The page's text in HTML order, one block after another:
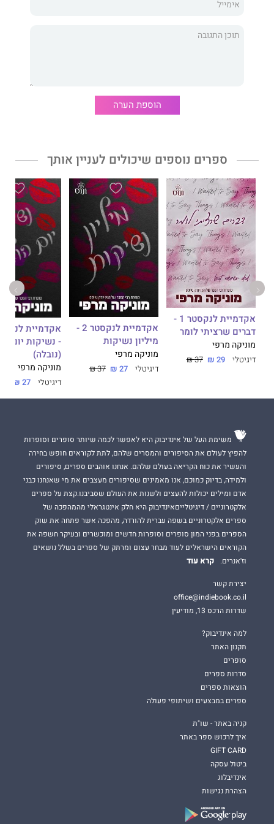
לנקסטר. שני הספרים הקודמים בסדרה זכו להצלחה מסחררת
הוספת הערה
ספרים נוספים שיכולים לעניין אותך
אקדמיית לנקסטר 1 -
דברים שרציתי לומר
מוניקה מרפי
דיגיטלי 29 ₪
37 ₪
אקדמיית לנקסטר 2 -
מיליון נשיקות
מוניקה מרפי
דיגיטלי 27 ₪
37 ₪
- נשיקות יום
(נובלה)
מוניקה מרפי
דיגיטלי 27 ₪
משימת העל של אינדיבוק היא לאפשר לכמה שיותר סופרים וסופרות
להפיץ לעולם את הסיפורים והמסרים שלהם, לתת לקוראים חופש בחירה
והעשיר את כוח הקריאה בעולם שלהם. אנחנו אוהבים ספרים, סיפורים
ולמידה, בדיוק כמוכם, אנו מאמינים שסיפורים מעצבים את מי שאנחנו כבני
אדם ומילים יכולות להעצים ולשנות את העולם שסביבנו.קצת על ספרים
אלקטרוניים / דיגיטלייםאינדיבוק היא חלק אינטגראלי מהמהפכה של
ספרים אלקטרוניים בשפה עברית להורדה, מהפכה אשר פתחה את שוק
הספרים בפני המון סופרים וסופרות חדשים ומוכשרים ובעיקר חשפה את
הקוראים הישראלים לעוד מבחר עצום ומרתק של ספרים בשלל נושאים
וז'אנרים.
קרא עוד
יצירת קשר
office@indiebook.co.il
שדרות הרכס 13, מודיעין
למה אינדיבוק?
תקנון האתר
סופרים
סדרות ספרים
הוצאות ספרים
ספרים במבצעים ושיתופי פעולה
קניה באתר - שו"ת
איך לרכוש ספר באתר
GIFT CARD
ביטול עסקה
אינדיבלוג
הצהרת נגישות